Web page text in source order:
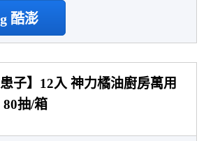
酷澎
患子】12入 神力橘油廚房萬用
抽/箱